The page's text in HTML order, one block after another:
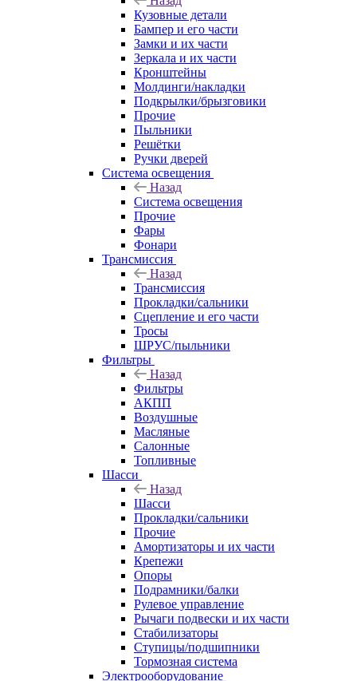
Кузовные детали
Бампер и его части
Замки и их части
Зеркала и их части
Кронштейны
Молдинги/накладки
Подкрылки/брызговики
Прочие
Пыльники
Решётки
Ручки дверей
Система освещения
Назад
Система освещения
Прочие
Фары
Фонари
Трансмиссия
Назад
Трансмиссия
Прокладки/сальники
Сцепление и его части
Тросы
ШРУС/пыльники
Фильтры
Назад
Фильтры
АКПП
Воздушные
Масляные
Салонные
Топливные
Шасси
Назад
Шасси
Прокладки/сальники
Прочие
Амортизаторы и их части
Крепежи
Опоры
Подрамники/балки
Рулевое управление
Рычаги подвески и их части
Стабилизаторы
Ступицы/подшипники
Тормозная система
Электрооборудование